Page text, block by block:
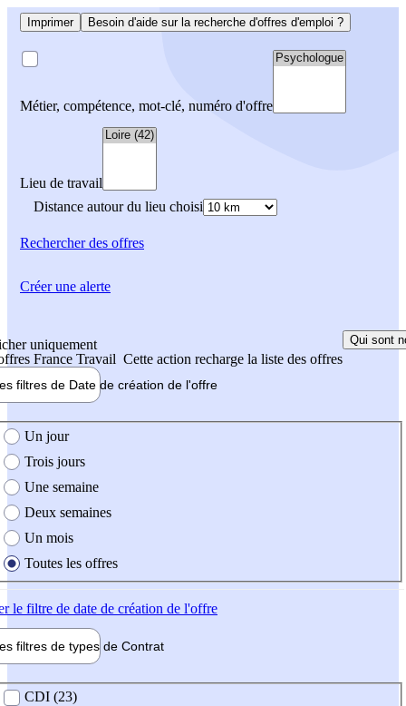
Imprimer Besoin d'aide sur la recherche d'offres d'emploi ?
Métier, compétence, mot-clé, numéro d'offre
Lieu de travail
Distance autour du lieu choisi
Rechercherdes offres
uniquement
France Travail Cette action recharge la liste des offres
Qui sont
filtres de Date de création de l'offre
création de l'offre
Un jour
Trois jours
Une semaine
Deux semaines
Un mois
Toutes les offres
le filtre de date de création de l'offre
filtres de types de Contrat
contrat
CDI (23)
Créer une alerte